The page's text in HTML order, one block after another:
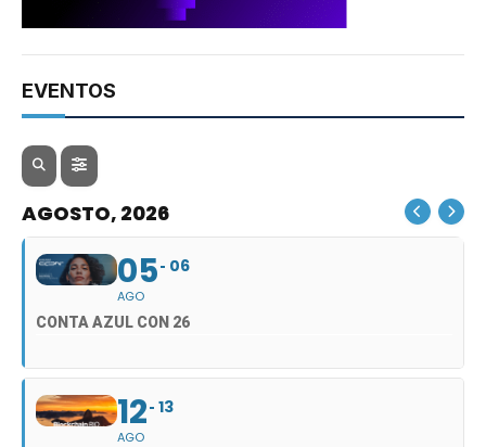
EVENTOS
AGOSTO, 2026
05
AGO
06
CONTA AZUL CON 26
12
AGO
13